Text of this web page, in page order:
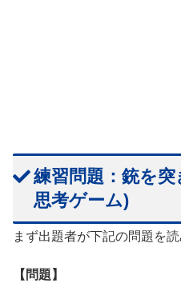
練習問題：銃を
思考ゲーム)
まず出題者が下記の問題を読
【問題】